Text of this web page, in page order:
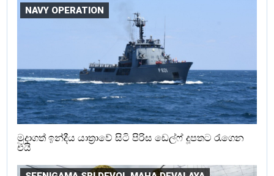
NAVY OPERATION
මුදාගත් ඉන්දීය යාත්‍රාවේ සිටි පිරිස ඩෙල්ෆ් දූපතට රැගෙන
එයි